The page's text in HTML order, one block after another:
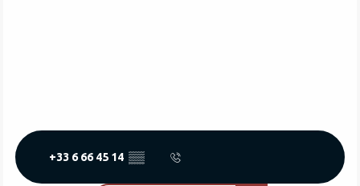
+33 6 66 45 14 ▒▒